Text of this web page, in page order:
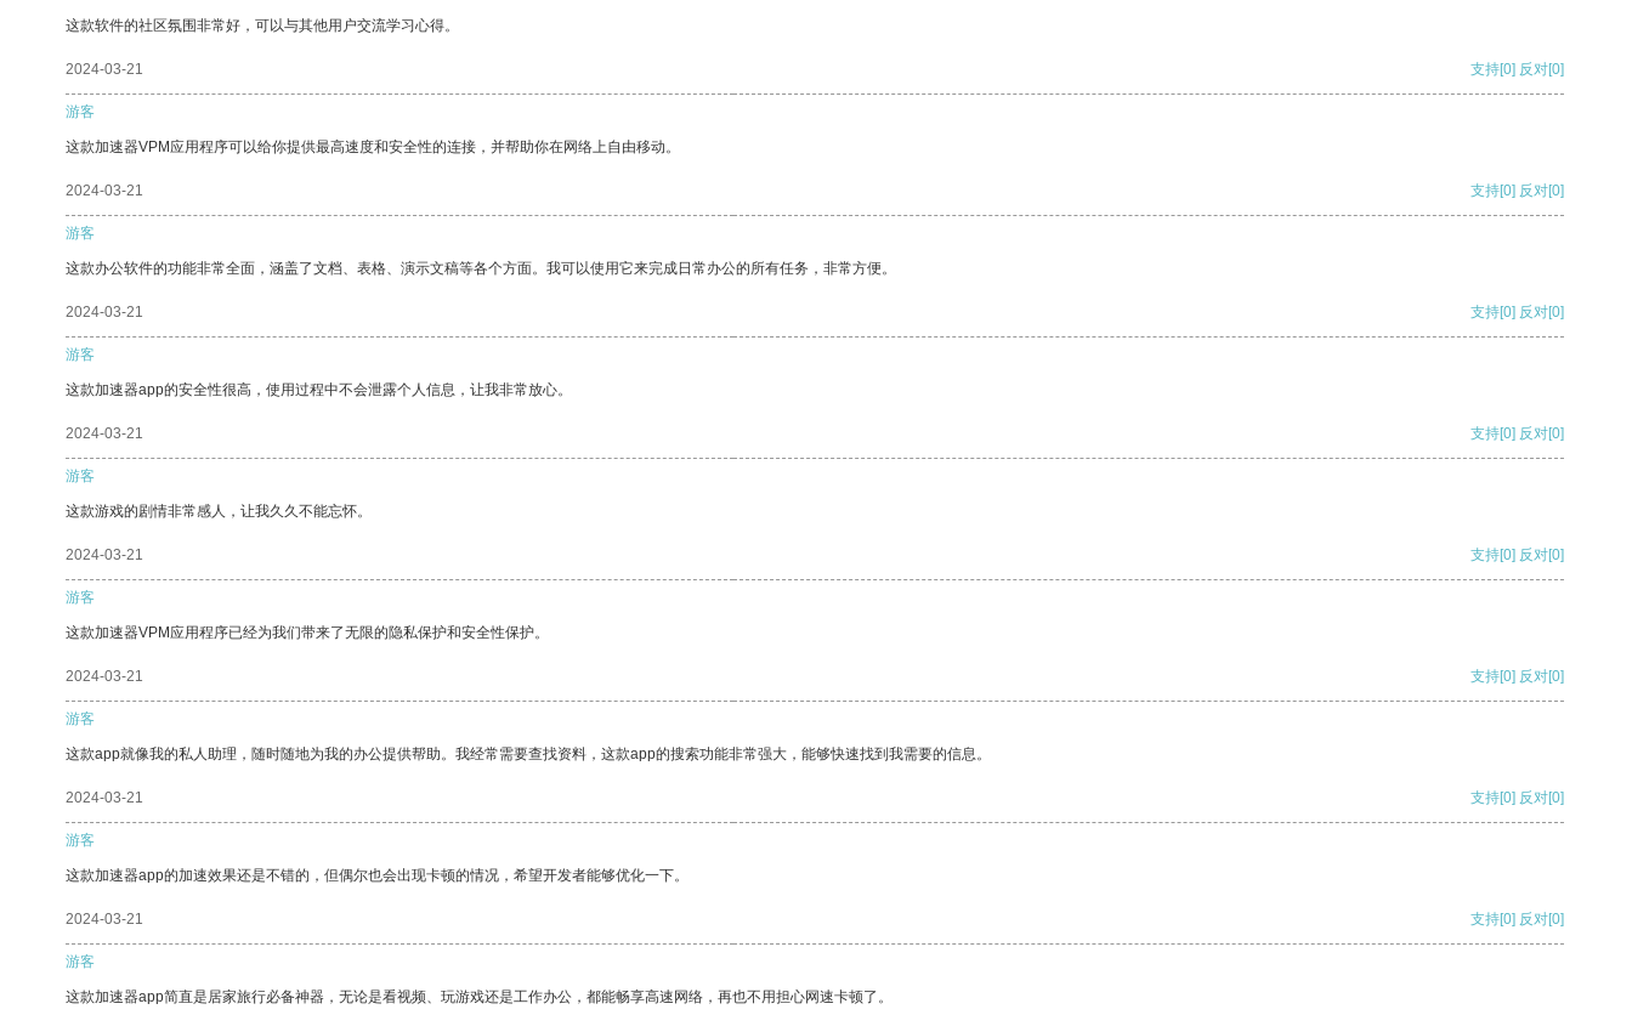
这款软件的社区氛围非常好，可以与其他用户交流学习心得。
2024-03-21 支持[0] 反对[0]
游客
这款加速器VPM应用程序可以给你提供最高速度和安全性的连接，并帮助你在网络上自由移动。
2024-03-21 支持[0] 反对[0]
游客
这款办公软件的功能非常全面，涵盖了文档、表格、演示文稿等各个方面。我可以使用它来完成日常办公的所有任务，非常方便。
2024-03-21 支持[0] 反对[0]
游客
这款加速器app的安全性很高，使用过程中不会泄露个人信息，让我非常放心。
2024-03-21 支持[0] 反对[0]
游客
这款游戏的剧情非常感人，让我久久不能忘怀。
2024-03-21 支持[0] 反对[0]
游客
这款加速器VPM应用程序已经为我们带来了无限的隐私保护和安全性保护。
2024-03-21 支持[0] 反对[0]
游客
这款app就像我的私人助理，随时随地为我的办公提供帮助。我经常需要查找资料，这款app的搜索功能非常强大，能够快速找到我需要的信息。
2024-03-21 支持[0] 反对[0]
游客
这款加速器app的加速效果还是不错的，但偶尔也会出现卡顿的情况，希望开发者能够优化一下。
2024-03-21 支持[0] 反对[0]
游客
这款加速器app简直是居家旅行必备神器，无论是看视频、玩游戏还是工作办公，都能畅享高速网络，再也不用担心网速卡顿了。